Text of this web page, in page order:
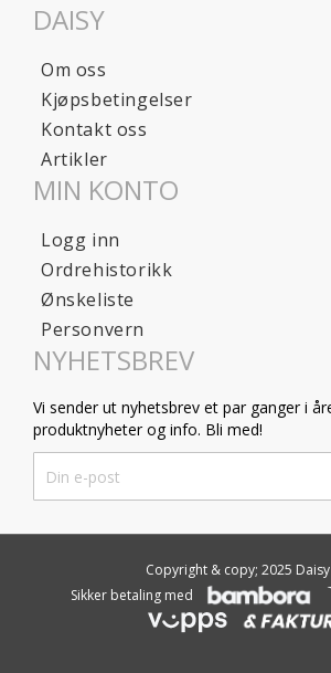
DAISY
Om oss
Kjøpsbetingelser
Kontakt oss
Artikler
MIN KONTO
Logg inn
Ordrehistorikk
Ønskeliste
Personvern
NYHETSBREV
Vi sender ut nyhetsbrev et par ganger i
produktnyheter og info. Bli med!
Up
for
Copyright & copy; 2025 Daisy
Sikker betaling med